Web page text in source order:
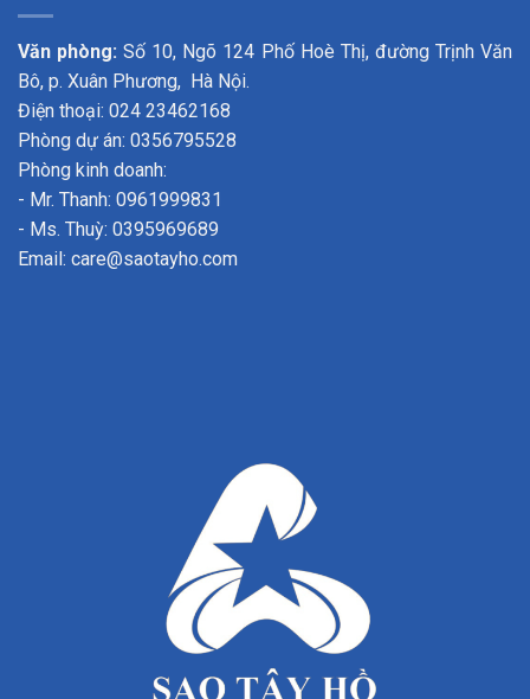
Văn phòng: Số 10, Ngõ 124 Phố Hoè Thị, đường Trịnh Văn
Bô, p. Xuân Phương, Hà Nội.
Điện thoại: 024 23462168
Phòng dự án: 0356795528
Phòng kinh doanh:
- Mr. Thanh: 0961999831
- Ms. Thuỳ: 0395969689
Email: care@saotayho.com